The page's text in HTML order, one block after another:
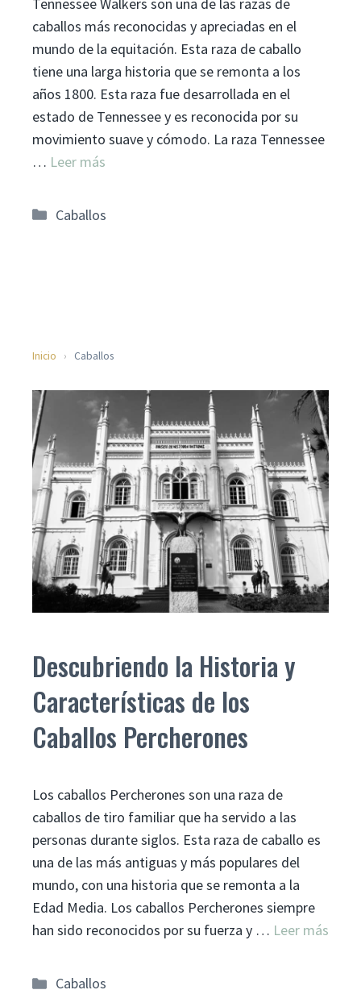
caballos más reconocidas y apreciadas en el
mundo de la equitación. Esta raza de caballo
tiene una larga historia que se remonta a los
años 1800. Esta raza fue desarrollada en el
estado de Tennessee y es reconocida por su
movimiento suave y cómodo. La raza Tennessee
… Leer más
Categorías
Caballos
Inicio › Caballos
Descubriendo la Historia y
Características de los
Caballos Percherones
Los caballos Percherones son una raza de
caballos de tiro familiar que ha servido a las
personas durante siglos. Esta raza de caballo es
una de las más antiguas y más populares del
mundo, con una historia que se remonta a la
Edad Media. Los caballos Percherones siempre
han sido reconocidos por su fuerza y … Leer más
Categorías
Caballos